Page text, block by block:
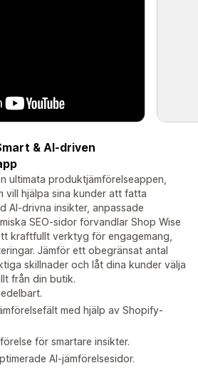
& AI-driven
ultimata produktjämförelseappen,
vill hjälpa sina kunder att fatta
AI-drivna insikter, anpassade
SEO-sidor förvandlar Shop Wise
kraftfullt verktyg för engagemang,
Jämför ett obegränsat antal
skillnader och låt dina kunder välja
från din butik.
med hjälp av Shopify-
för smartare insikter.
AI-jämförelsesidor.